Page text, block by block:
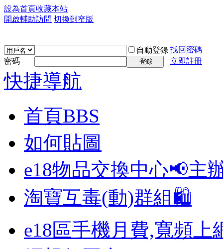
設為首頁收藏本站
開啟輔助訪問 切換到窄版
自動登錄 找回密碼
密碼
登錄 立即註冊
快捷導航
首頁BBS
如何貼圖
e18物品交換中心📢主
淘寶互毒(動)群組🛍️
e18區手機月費,寬頻上